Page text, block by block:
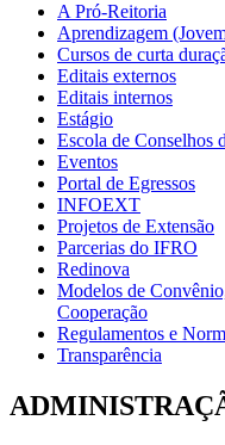
A Pró-Reitoria
Aprendizagem
Cursos de curta
Editais externos
Editais internos
Estágio
Escola de Conselhos
Eventos
Portal de Egressos
INFOEXT
Projetos de Extensão
Parcerias do IFRO
Redinova
Modelos de
Cooperação
Regulamentos e
Transparência